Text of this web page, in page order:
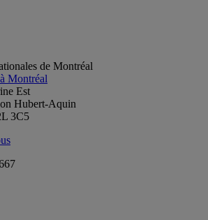
de Montréal
Montréal
Est
Hubert-Aquin
3C5